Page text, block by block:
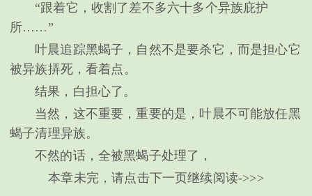
“跟着它，收割了差不多六十多个异族庇护
所……”
叶晨追踪黑蝎子，自然不是要杀它，而是担心它
被异族挵死，看着点。
结果，白担心了。
当然，这不重要，重要的是，叶晨不可能放任黑
蝎子清理异族。
不然的话，全被黑蝎子处理了，
本章未完，请点击下一页继续阅读->>>